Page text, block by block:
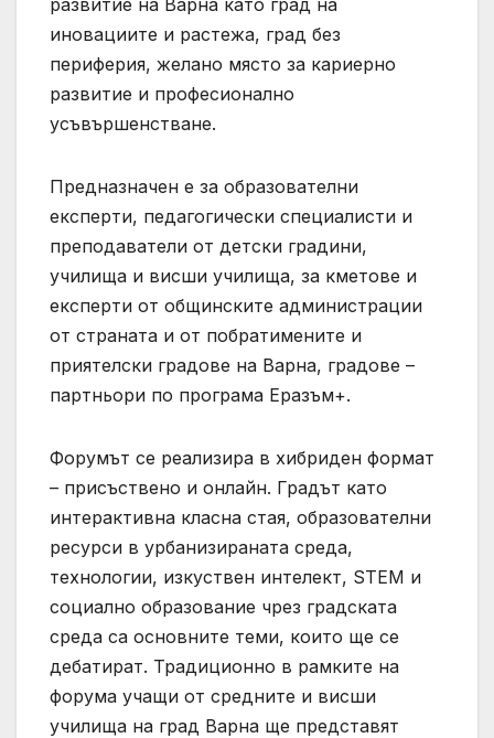
иновациите и растежа, град без
периферия, желано място за кариерно
развитие и професионално
усъвършенстване.
Предназначен е за образователни
експерти, педагогически специалисти и
преподаватели от детски градини,
училища и висши училища, за кметове и
експерти от общинските администрации
от страната и от побратимените и
приятелски градове на Варна, градове –
партньори по програма Еразъм+.
Форумът се реализира в хибриден формат
– присъствено и онлайн. Градът като
интерактивна класна стая, образователни
ресурси в урбанизираната среда,
технологии, изкуствен интелект, STEM и
социално образование чрез градската
среда са основните теми, които ще се
дебатират. Традиционно в рамките на
форума учащи от средните и висши
училища на град Варна ще представят